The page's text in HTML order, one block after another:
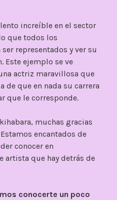
increíble en el sector
que todos los
representados y ver su
Este ejemplo se ve
actriz maravillosa que
de que en nada su carrera
que le corresponde.
muchas gracias
encantados de
conocer en
artista que hay detrás de
conocerte un poco